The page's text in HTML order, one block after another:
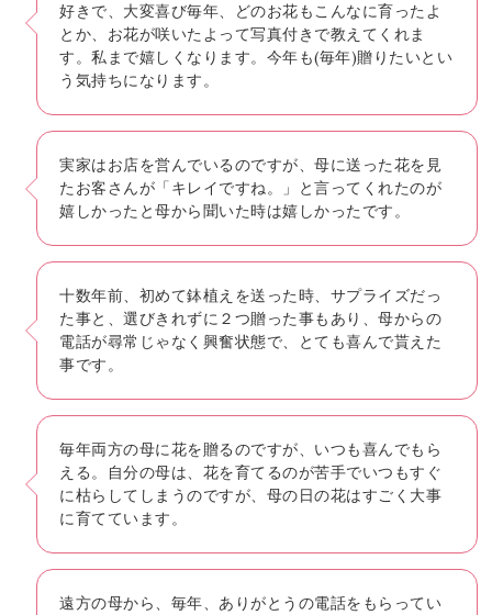
好きで、大変喜び毎年、どのお花もこんなに育ったよ
とか、お花が咲いたよって写真付きで教えてくれま
す。私まで嬉しくなります。今年も(毎年)贈りたいとい
う気持ちになります。
実家はお店を営んでいるのですが、母に送った花を見
たお客さんが「キレイですね。」と言ってくれたのが
嬉しかったと母から聞いた時は嬉しかったです。
十数年前、初めて鉢植えを送った時、サプライズだっ
た事と、選びきれずに２つ贈った事もあり、母からの
電話が尋常じゃなく興奮状態で、とても喜んで貰えた
事です。
毎年両方の母に花を贈るのですが、いつも喜んでもら
える。自分の母は、花を育てるのが苦手でいつもすぐ
に枯らしてしまうのですが、母の日の花はすごく大事
に育てています。
遠方の母から、毎年、ありがとうの電話をもらってい